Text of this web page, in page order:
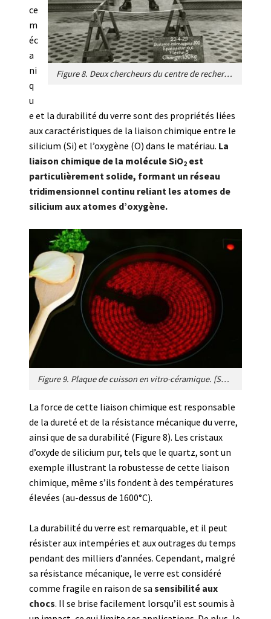
Figure 8. Deux chercheurs du centre de recherche de Saint-Gobain testant la résistance mécanique d’une plaque de verre. [© Archives de Saint-Gobain]
ce
m
éc
a
ni
q
u
e et la durabilité du verre sont des propriétés liées
aux caractéristiques de la liaison chimique entre le
silicium (Si) et l’oxygène (O) dans le matériau. La
liaison chimique de la molécule SiO2 est
particulièrement solide, formant un réseau
tridimensionnel continu reliant les atomes de
silicium aux atomes d’oxygène.
Figure 9. Plaque de cuisson en vitro-céramique. [Source : Image par congerdesign de Pixabay]
La force de cette liaison chimique est responsable
de la dureté et de la résistance mécanique du verre,
ainsi que de sa durabilité (Figure 8). Les cristaux
d’oxyde de silicium pur, tels que le quartz, sont un
exemple illustrant la robustesse de cette liaison
chimique, même s’ils fondent à des températures
élevées (au-dessus de 1600°C).
La durabilité du verre est remarquable, et il peut
résister aux intempéries et aux outrages du temps
pendant des milliers d’années. Cependant, malgré
sa résistance mécanique, le verre est considéré
comme fragile en raison de sa sensibilité aux
chocs. Il se brise facilement lorsqu’il est soumis à